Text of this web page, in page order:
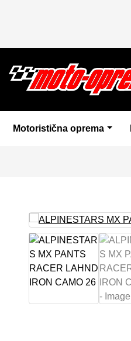
Motoristična oprema